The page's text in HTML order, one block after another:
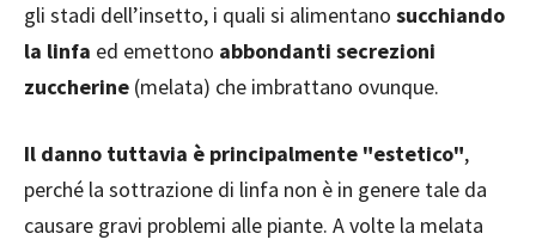
gli stadi dell’insetto, i quali si alimentano succhiando
la linfa ed emettono abbondanti secrezioni
zuccherine (melata) che imbrattano ovunque.
Il danno tuttavia è principalmente "estetico",
perché la sottrazione di linfa non è in genere tale da
causare gravi problemi alle piante. A volte la melata